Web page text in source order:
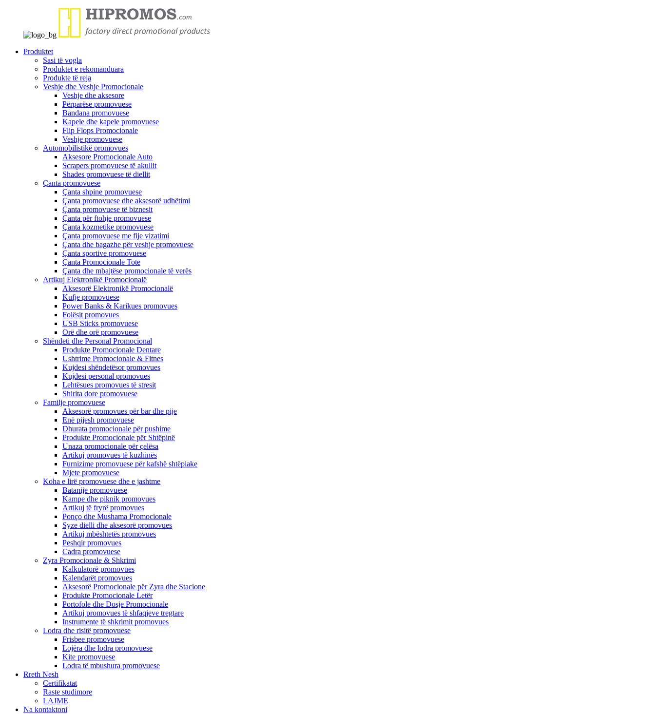
Produktet
Sasi të vogla
Produktet e rekomanduara
Produkte të reja
Veshje dhe Veshje Promocionale
Veshje dhe aksesore
Përparëse promovuese
Bandana promovuese
Kapele dhe kapele promovuese
Flip Flops Promocionale
Veshje promovuese
Automobilistikë promovues
Aksesore Promocionale Auto
Scrapers promovuese të akullit
Shades promovuese të diellit
Çanta promovuese
Çanta shpine promovuese
Çanta promovuese dhe aksesorë udhëtimi
Çanta promovuese të biznesit
Çanta për ftohje promovuese
Çanta kozmetike promovuese
Çanta promovuese me fije vizatimi
Çanta dhe bagazhe për veshje promovuese
Çanta sportive promovuese
Çanta Promocionale Tote
Çanta dhe mbajtëse promocionale të verës
Artikuj Elektronikë Promocionalë
Aksesorë Elektronikë Promocionalë
Kufje promovuese
Power Banks & Karikues promovues
Folësit promovues
USB Sticks promovuese
Orë dhe orë promovuese
Shëndeti dhe Personal Promocional
Produkte Promocionale Dentare
Ushtrime Promocionale & Fitnes
Kujdesi shëndetësor promovues
Kujdesi personal promovues
Lehtësues promovues të stresit
Shirita dore promovuese
Familje promovuese
Aksesorë promovues për bar dhe pije
Enë pijesh promovuese
Dhurata promocionale për pushime
Produkte Promocionale për Shtëpinë
Unaza promocionale për çelësa
Artikuj promovues të kuzhinës
Furnizime promovuese për kafshë shtëpiake
Mjete promovuese
Koha e lirë promovuese dhe e jashtme
Batanije promovuese
Kampe dhe piknik promovues
Artikuj të fryrë promovues
Ponço dhe Mushama Promocionale
Syze dielli dhe aksesorë promovues
Artikuj mbështetës promovues
Peshqir promovues
Cadra promovuese
Zyra Promocionale & Shkrimi
Kalkulatorë promovues
Kalendarët promovues
Aksesorë Promocionale për Zyra dhe Stacione
Produkte Promocionale Letër
Portofole dhe Dosje Promocionale
Artikuj promovues të shfaqjeve tregtare
Instrumente të shkrimit promovues
Lodra dhe risitë promovuese
Frisbee promovuese
Lojëra dhe lodra promovuese
Kite promovuese
Lodra të mbushura promovuese
Rreth Nesh
Certifikatat
Raste studimore
LAJME
Na kontaktoni